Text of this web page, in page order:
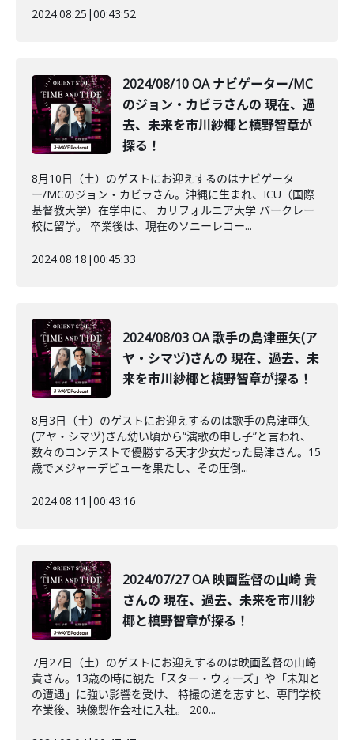
2024.08.25 |00:43:52
2024/08/10 OA ナビゲーター/MC
のジョン・カビラさんの 現在、過
去、未来を市川紗椰と槙野智章が
探る！
8月10日（土）のゲストにお迎えするのはナビゲータ
ー/MCのジョン・カビラさん。沖縄に生まれ、ICU（国際
基督教大学）在学中に、 カリフォルニア大学 バークレー
校に留学。 卒業後は、現在のソニーレコー...
2024.08.18 |00:45:33
2024/08/03 OA 歌手の島津亜矢(ア
ヤ・シマヅ)さんの 現在、過去、未
来を市川紗椰と槙野智章が探る！
8月3日（土）のゲストにお迎えするのは歌手の島津亜矢
(アヤ・シマヅ)さん幼い頃から“演歌の申し子”と言われ、
数々のコンテストで優勝する天才少女だった島津さん。15
歳でメジャーデビューを果たし、その圧倒...
2024.08.11 |00:43:16
2024/07/27 OA 映画監督の山崎 貴
さんの 現在、過去、未来を市川紗
椰と槙野智章が探る！
7月27日（土）のゲストにお迎えするのは映画監督の山崎
貴さん。13歳の時に観た「スター・ウォーズ」や「未知と
の遭遇」に強い影響を受け、 特撮の道を志すと、専門学校
卒業後、映像製作会社に入社。 200...